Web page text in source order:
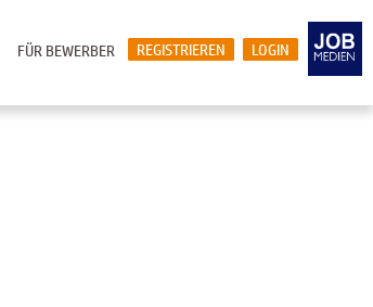
LOGIN
REGISTRIEREN
FÜR BEWERBER